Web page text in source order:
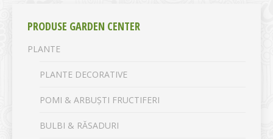
PRODUSE GARDEN CENTER
PLANTE
PLANTE DECORATIVE
POMI & ARBUȘTI FRUCTIFERI
BULBI & RĂSADURI